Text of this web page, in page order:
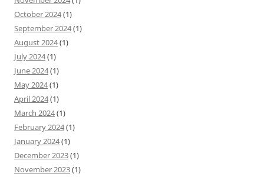
October 2024(1)
September 2024(1)
August 2024(1)
July 2024(1)
June 2024(1)
May 2024(1)
April 2024(1)
March 2024(1)
February 2024(1)
January 2024(1)
December 2023(1)
November 2023(1)